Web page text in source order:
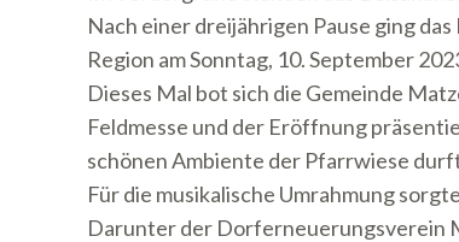
Nach einer dreijährigen Pause ging
Region am Sonntag, 10. September
Dieses Mal bot sich die Gemeinde
Feldmesse und der Eröffnung
schönen Ambiente der Pfarrwiese
Für die musikalische Umrahmung
Darunter der Dorferneuerungsverein